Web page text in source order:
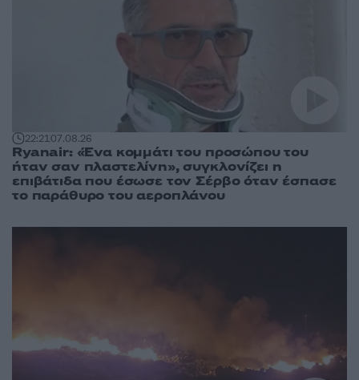
22:2107.08.26
Ryanair: «Ένα κομμάτι του προσώπου του
ήταν σαν πλαστελίνη», συγκλονίζει η
επιβάτιδα που έσωσε τον Σέρβο όταν έσπασε
το παράθυρο του αεροπλάνου